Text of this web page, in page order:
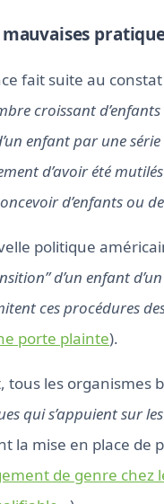
fait suite au
croissant
enfant par une
d’avoir été
d’enfants ou
politique
d’un enfant
ces procédures
porte plainte).
tous les organismes
qui s’appuient sur
la mise en place de
de genre chez